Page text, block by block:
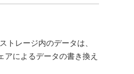
トレージ内のデータは、
によるデータの書き換え